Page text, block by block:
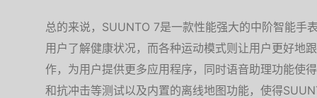
总的来说，SUUNTO 7是一款性能强大的中阶智能手
用户了解健康状况，而各种运动模式则让用户更好地
作，为用户提供更多应用程序，同时语音助理功能使
和抗冲击等测试以及内置的离线地图功能，使得